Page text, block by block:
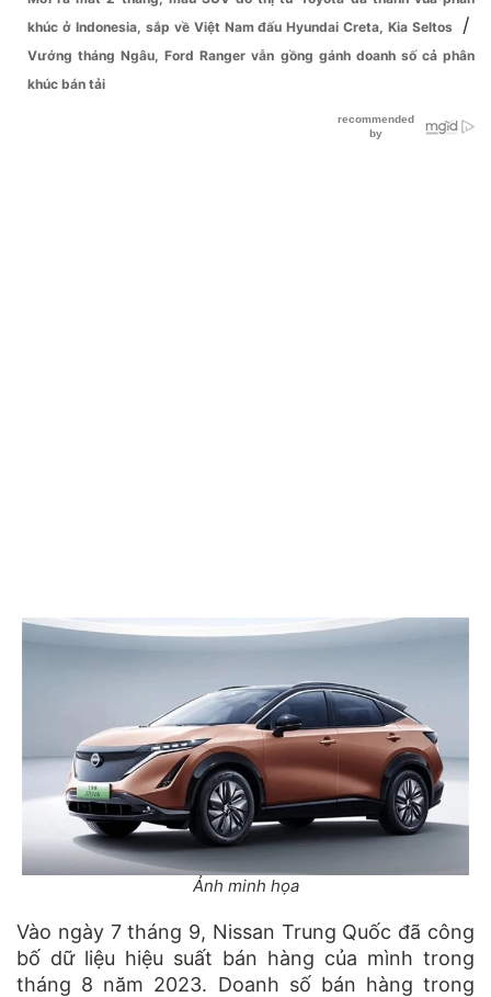
khúc ở Indonesia, sắp về Việt Nam đấu Hyundai Creta, Kia Seltos
/
Vướng tháng Ngâu, Ford Ranger vẫn gồng gánh doanh số cả phân
khúc bán tải
Ảnh minh họa
Vào ngày 7 tháng 9, Nissan Trung Quốc đã công
bố dữ liệu hiệu suất bán hàng của mình trong
tháng 8 năm 2023. Doanh số bán hàng trong